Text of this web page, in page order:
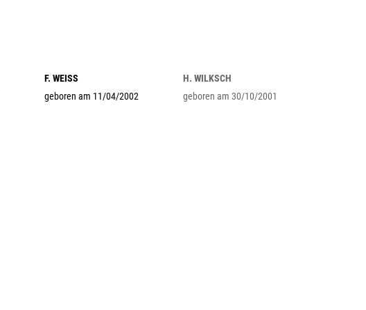
F. WEISS
geboren am 11/04/2002
H. WILKSCH
geboren am 30/10/2001